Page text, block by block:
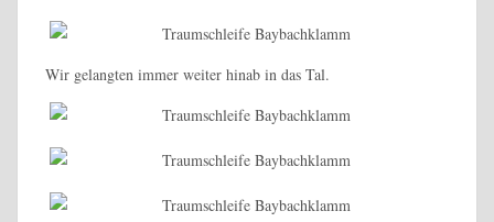
Wir gelangten immer weiter hinab in das Tal.